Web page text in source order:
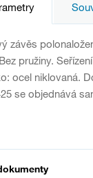
závěs
pružiny.
ocel niklovaná.
se objednává